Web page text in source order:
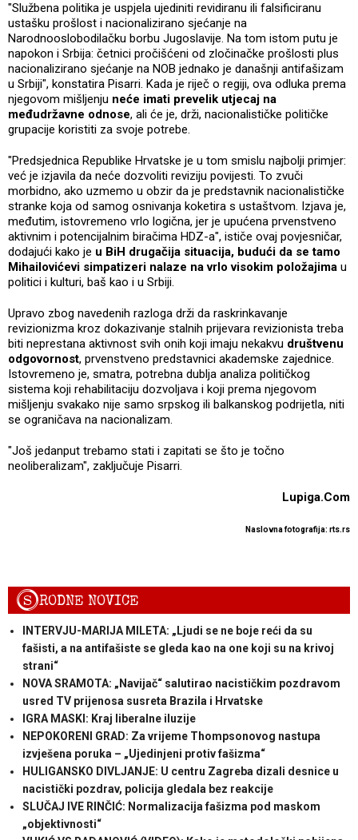
"Službena politika je uspjela ujediniti revidiranu ili falsificiranu
ustašku prošlost i nacionalizirano sjećanje na
Narodnooslobodilačku borbu Jugoslavije. Na tom istom putu je
napokon i Srbija: četnici pročišćeni od zločinačke prošlosti plus
nacionalizirano sjećanje na NOB jednako je današnji antifašizam
u Srbiji", konstatira Pisarri. Kada je riječ o regiji, ova odluka prema
njegovom mišljenju neće imati prevelik utjecaj na
međudržavne odnose, ali će je, drži, nacionalističke političke
grupacije koristiti za svoje potrebe.
"Predsjednica Republike Hrvatske je u tom smislu najbolji primjer:
već je izjavila da neće dozvoliti reviziju povijesti. To zvuči
morbidno, ako uzmemo u obzir da je predstavnik nacionalističke
stranke koja od samog osnivanja koketira s ustaštvom. Izjava je,
međutim, istovremeno vrlo logična, jer je upućena prvenstveno
aktivnim i potencijalnim biračima HDZ-a", ističe ovaj povjesničar,
dodajući kako je u BiH drugačija situacija, budući da se tamo
Mihailovićevi simpatizeri nalaze na vrlo visokim položajima u
politici i kulturi, baš kao i u Srbiji.
Upravo zbog navedenih razloga drži da raskrinkavanje
revizionizma kroz dokazivanje stalnih prijevara revizionista treba
biti neprestana aktivnost svih onih koji imaju nekakvu društvenu
odgovornost, prvenstveno predstavnici akademske zajednice.
Istovremeno je, smatra, potrebna dublja analiza političkog
sistema koji rehabilitaciju dozvoljava i koji prema njegovom
mišljenju svakako nije samo srpskog ili balkanskog podrijetla, niti
se ograničava na nacionalizam.
"Još jedanput trebamo stati i zapitati se što je točno
neoliberalizam", zaključuje Pisarri.
Lupiga.Com
Naslovna fotografija: rts.rs
SRODNE NOVICE
INTERVJU-MARIJA MILETA: „Ljudi se ne boje reći da su
fašisti, a na antifašiste se gleda kao na one koji su na krivoj
strani“
NOVA SRAMOTA: „Navijač“ salutirao nacističkim pozdravom
usred TV prijenosa susreta Brazila i Hrvatske
IGRA MASKI: Kraj liberalne iluzije
NEPOKORENI GRAD: Za vrijeme Thompsonovog nastupa
izvješena poruka – „Ujedinjeni protiv fašizma“
HULIGANSKO DIVLJANJE: U centru Zagreba dizali desnice u
nacistički pozdrav, policija gledala bez reakcije
SLUČAJ IVE RINČIĆ: Normalizacija fašizma pod maskom
„objektivnosti“